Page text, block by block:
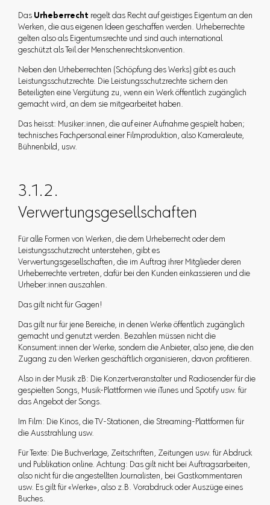
Das Urheberrecht regelt das Recht auf geistiges Eigentum an den
Werken, die aus eigenen Ideen geschaffen werden. Urheberrechte
gelten also als Eigentumsrechte und sind auch international
geschützt als Teil der Menschenrechtskonvention.
Neben den Urheberrechten (Schöpfung des Werks) gibt es auch
Leistungsschutzrechte. Die Leistungsschutzrechte sichern den
Beteiligten eine Vergütung zu, wenn ein Werk öffentlich zugänglich
gemacht wird, an dem sie mitgearbeitet haben.
Das heisst: Musiker:innen, die auf einer Aufnahme gespielt haben;
technisches Fachpersonal einer Filmproduktion, also Kameraleute,
Bühnenbild, usw.
3.1.2.
Verwertungsgesellschaften
Für alle Formen von Werken, die dem Urheberrecht oder dem
Leistungsschutzrecht unterstehen, gibt es
Verwertungsgesellschaften, die im Auftrag ihrer Mitglieder deren
Urheberrechte vertreten, dafür bei den Kunden einkassieren und die
Urheber:innen auszahlen.
Das gilt nicht für Gagen!
Das gilt nur für jene Bereiche, in denen Werke öffentlich zugänglich
gemacht und genutzt werden. Bezahlen müssen nicht die
Konsument:innen der Werke, sondern die Anbieter, also jene, die den
Zugang zu den Werken geschäftlich organisieren, davon profitieren.
Also in der Musik zB: Die Konzertveranstalter und Radiosender für die
gespielten Songs, Musik-Plattformen wie iTunes und Spotify usw. für
das Angebot der Songs.
Im Film: Die Kinos, die TV-Stationen, die Streaming-Plattformen für
die Ausstrahlung usw.
Für Texte: Die Buchverlage, Zeitschriften, Zeitungen usw. für Abdruck
und Publikation online. Achtung: Das gilt nicht bei Auftragsarbeiten,
also nicht für die angestellten Journalisten, bei Gastkommentaren
usw. Es gilt für «Werke», also z.B. Vorabdruck oder Auszüge eines
Buches.